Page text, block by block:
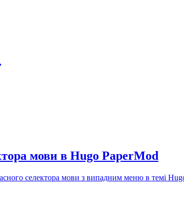
мови в Hugo PaperMod
селектора мови з випадним меню в темі